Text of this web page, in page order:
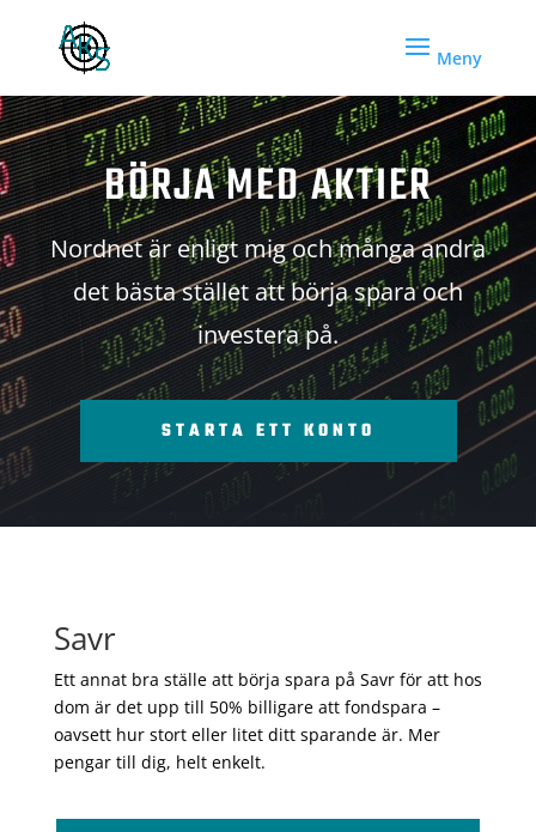
BÖRJA MED AKTIER
Nordnet är enligt mig och många andra
det bästa stället att börja spara och
investera på.
STARTA ETT KONTO
Savr
Ett annat bra ställe att börja spara på Savr för att hos
dom är det upp till 50% billigare att fondspara –
oavsett hur stort eller litet ditt sparande är. Mer
pengar till dig, helt enkelt.